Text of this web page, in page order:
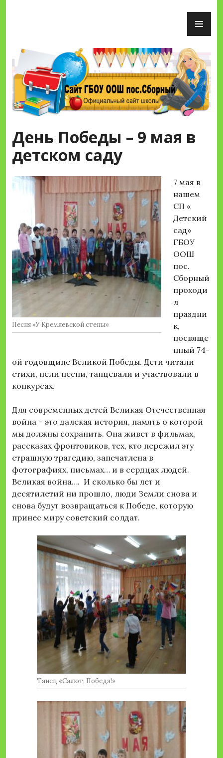
Сайт ГБОУ ООШ пос.Сборный
День Победы – 9 мая в
детском саду
Песня «У Кремлевской стены»
7 мая в
нашем
СП «
Детский
сад»
ГБОУ
ООШ
пос.
Сборный
проходи
л
праздни
к,
посвяще
нный 74-
ой годовщине Великой Победы. Дети читали
стихи, пели песни, танцевали и участвовали в
конкурсах.
Для современных детей Великая Отечественная
война – это далекая история, память о которой
мы должны сохранить. Она живет в фильмах,
рассказах фронтовиков, тех, кто пережил эту
страшную трагедию, запечатлена в
фотографиях, письмах… и в сердцах людей.
Великая война…. И сколько бы лет и
десятилетий ни прошло, люди Земли снова и
снова будут возвращаться к Победе, которую
принес миру советский солдат.
Танец «Салют, Победа!»